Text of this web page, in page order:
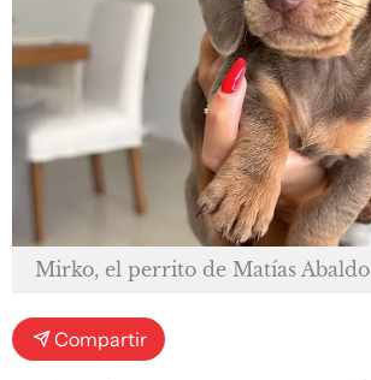
Mirko, el perrito de Matías Abaldo
Compartir